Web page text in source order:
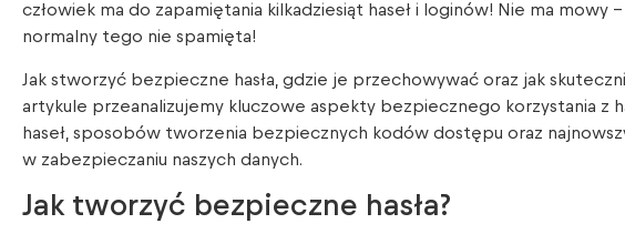
człowiek ma do zapamiętania kilkadziesiąt haseł i loginów! Nie ma
normalny tego nie spamięta!
Jak stworzyć bezpieczne hasła, gdzie je przechowywać oraz jak
artykule przeanalizujemy kluczowe aspekty bezpiecznego korzystania z
haseł, sposobów tworzenia bezpiecznych kodów dostępu oraz
w zabezpieczaniu naszych danych.
Jak tworzyć bezpieczne hasła?